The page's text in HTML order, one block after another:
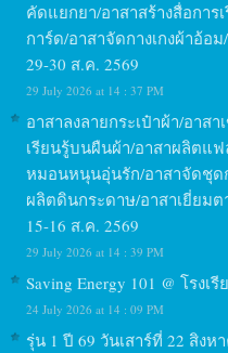
คัดแยกยา/อาสาสร้างสื่อกา
การ์ด/อาสาจัดกางเกงผ้าอ้
29-30 ส.ค. 2569
29 July 2026 at 14 : 37 PM
อาสาลงลายกระเป๋าผ้า/อาส
เรียนรู้บนผืนผ้า/อาสาผลิตแ
หมอนหนุนอุ่นรัก/อาสาจัดชุด
ผลิตดินกระดาษ/อาสาเยี่ยม
15-16 ส.ค. 2569
29 July 2026 at 14 : 39 PM
Saving Energy 101 @ โรงเ
24 July 2026 at 14 : 09 PM
รุ่น 1 ปี 69 วันเสาร์ที่ 22 สิง